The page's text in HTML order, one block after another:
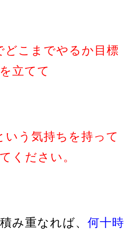
どこまでやるか目標
を立てて
いう気持ちを持って
ください。
み重なれば、何十時